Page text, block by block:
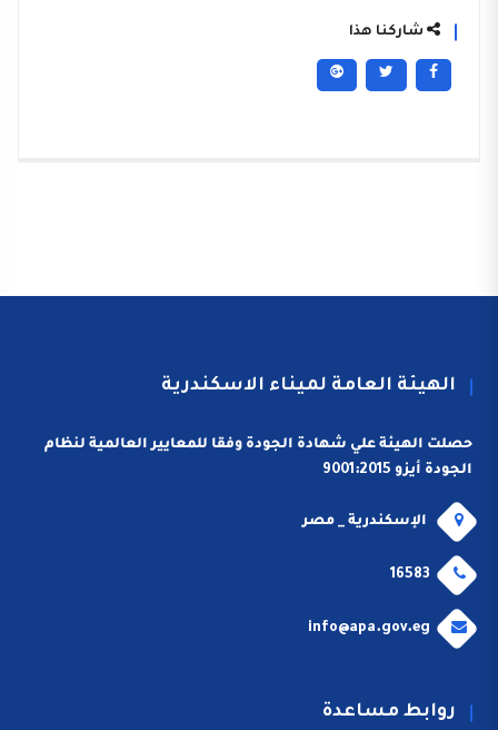
شاركنا هذا
الهيئة العامة لميناء الاسكندرية
حصلت الهيئة علي شهادة الجودة وفقا للمعايير العالمية لنظام
الجودة أيزو 9001:2015
الإسكندرية _ مصر
16583
info@apa.gov.eg
روابط مساعدة